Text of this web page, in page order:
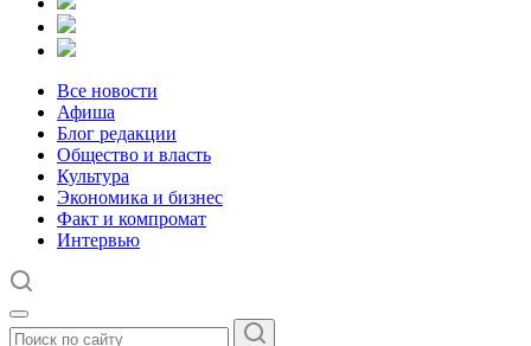
Все новости
Афиша
Блог редакции
Общество и власть
Культура
Экономика и бизнес
Факт и компромат
Интервью